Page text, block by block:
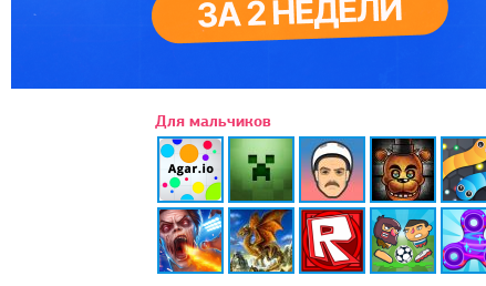
Для мальчиков